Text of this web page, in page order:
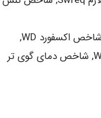
شاخص تجربی (شاخص دمای موثر ET, شاخص دمای موثر تصحیح شده CET, شاخص اکسفورد WD,
شاخص میزان عرق پیش بینی شده 4 ساعته P4SR, شاخص دمای تر گویسان WBGT, شاخص دمای گوی تر